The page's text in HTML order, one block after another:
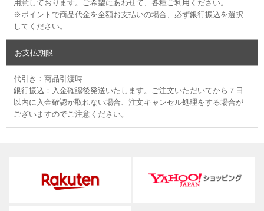
用意しております。ご希望にあわせて、各種ご利用ください。
※ポイントで商品代金を全額お支払いの場合、必ず銀行振込を選択
してください。
お支払期限
代引き：商品引渡時
銀行振込：入金確認後発送いたします。ご注文いただいてから７日
以内に入金確認が取れない場合、注文キャンセル処理をする場合が
ございますのでご注意ください。